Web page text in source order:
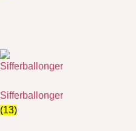
Sifferballonger
(13)